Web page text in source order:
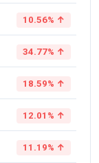
10.56% ↑
34.77% ↑
18.59% ↑
12.01% ↑
11.19% ↑